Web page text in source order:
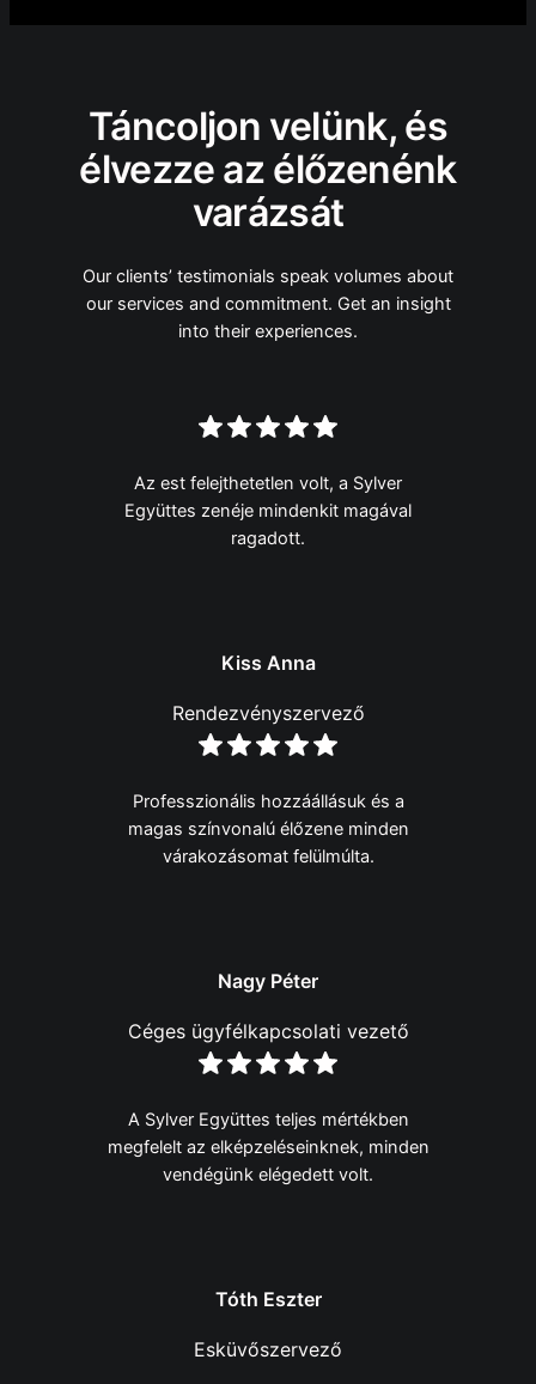
Táncoljon velünk, és
élvezze az élőzenénk
varázsát
Our clients’ testimonials speak volumes about
our services and commitment. Get an insight
into their experiences.
Az est felejthetetlen volt, a Sylver
Együttes zenéje mindenkit magával
ragadott.
Kiss Anna
Rendezvényszervező
Professzionális hozzáállásuk és a
magas színvonalú élőzene minden
várakozásomat felülmúlta.
Nagy Péter
Céges ügyfélkapcsolati vezető
A Sylver Együttes teljes mértékben
megfelelt az elképzeléseinknek, minden
vendégünk elégedett volt.
Tóth Eszter
Esküvőszervező